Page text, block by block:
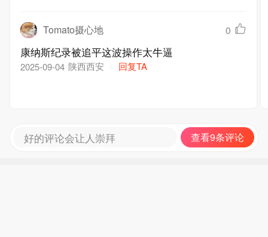
Tomato摄心地 0
康纳斯纪录被追平这波操作太牛逼
2025-09-04 陕西西安 回复TA
好的评论会让人崇拜 查看9条评论